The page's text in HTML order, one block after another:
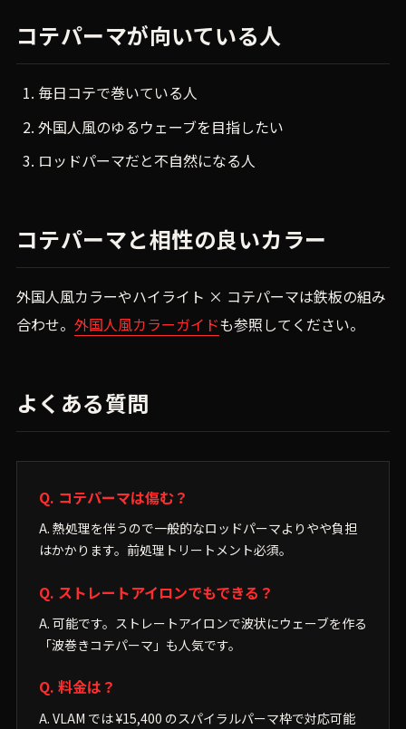
コテパーマが向いている人
毎日コテで巻いている人
外国人風のゆるウェーブを目指したい
ロッドパーマだと不自然になる人
コテパーマと相性の良いカラー
外国人風カラーやハイライト × コテパーマは鉄板の組み
合わせ。 外国人風カラーガイドも参照してください。
よくある質問
Q. コテパーマは傷む？
A. 熱処理を伴うので一般的なロッドパーマよりやや負担
はかかります。前処理トリートメント必須。
Q. ストレートアイロンでもできる？
A. 可能です。ストレートアイロンで波状にウェーブを作る
「波巻きコテパーマ」も人気です。
Q. 料金は？
A. VLAM では ¥15,400 のスパイラルパーマ枠で対応可能